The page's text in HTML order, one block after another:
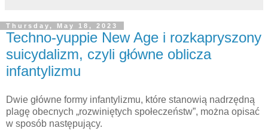
Thursday, May 18, 2023
Techno-yuppie New Age i rozkapryszony
suicydalizm, czyli główne oblicza
infantylizmu
Dwie główne formy infantylizmu, które stanowią nadrzędną
plagę obecnych „rozwiniętych społeczeństw”, można opisać
w sposób następujący.